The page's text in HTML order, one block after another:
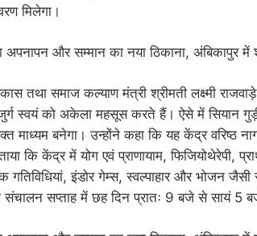
मिलेगा।
तथा समाज कल्याण मंत्री श्रीमती लक्ष्मी
स्वयं को अकेला महसूस करते हैं। ऐसे में सियान
माध्यम बनेगा। उन्होंने कहा कि यह केंद्र वरिष्ठ
कि केंद्र में योग एवं प्राणायाम, फिजियोथेरेपी,
गतिविधियां, इंडोर गेम्स, स्वल्पाहार और भोजन
सप्ताह में छह दिन प्रातः 9 बजे से सायं 5